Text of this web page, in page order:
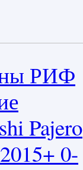
РИФ
Pajero
0-